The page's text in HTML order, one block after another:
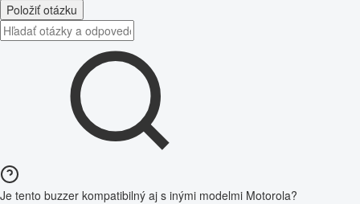
Položiť otázku
Je tento buzzer kompatibilný aj s inými modelmi Motorola?